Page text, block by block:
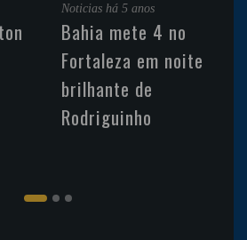
Noticias há 5 anos
Bahia mete 4 no
Fortaleza em noite
brilhante de
Rodriguinho